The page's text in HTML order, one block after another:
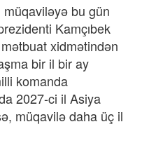
bu gün
Kamçıbek
xidmətindən
bir il bir ay
komanda
2027-ci il Asiya
müqavilə daha üç il